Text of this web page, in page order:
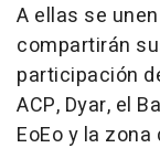
A ellas se
compartirán
participación
ACP, Dyar, el
EoEo y la